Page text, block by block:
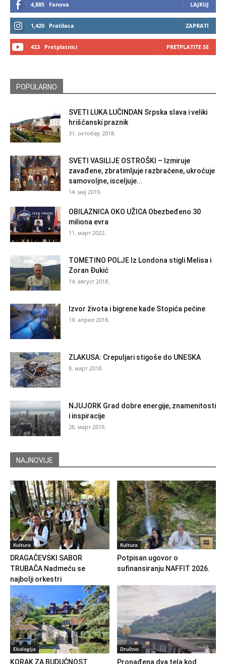
4,885 Fanova LAJKUJ
1,420 Pratilaca ZAPRATI
423 Pretplatnici PRETPLATITE SE
POPULARNO
SVETI LUKA LUČINDAN Srpska slava i veliki
hrišćanski praznik
31. октобар 2018.
SVETI VASILIJE OSTROŠKI – Izmiruje
zavađene, zbratimljuje razbraćene, ukroćuje
samovoljne, isceljuje...
14. мај 2019.
OBILAZNICA OKO UŽICA Obezbeđeno 30
miliona evra
11. март 2022.
TOMETINO POLJE Iz Londona stigli Melisa i
Zoran Đukić
14. август 2018.
Izvor života i bigrene kade Stopića pećine
19. април 2018.
ZLAKUSA: Crepuljari stigoše do UNESKA
8. март 2018.
NJUJORK Grad dobre energije, znamenitosti
i inspiracije
26. март 2019.
NAJNOVIJE
Kultura
DRAGAČEVSKI SABOR
TRUBAČA Nadmeću se
najbolji orkestri
Kultura
Potpisan ugovor o
sufinansiranju NAFFIT 2026.
Ekologija
KORAK ZA BUDUĆNOST
Društvo
Pronađena dva tela kod